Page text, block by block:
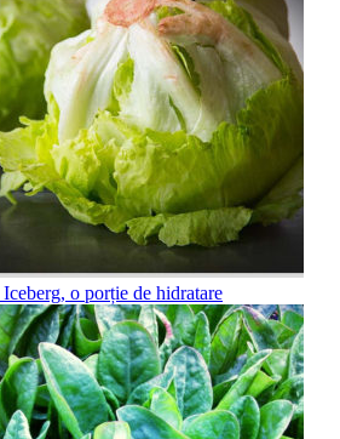
Iceberg, o porție de hidratare